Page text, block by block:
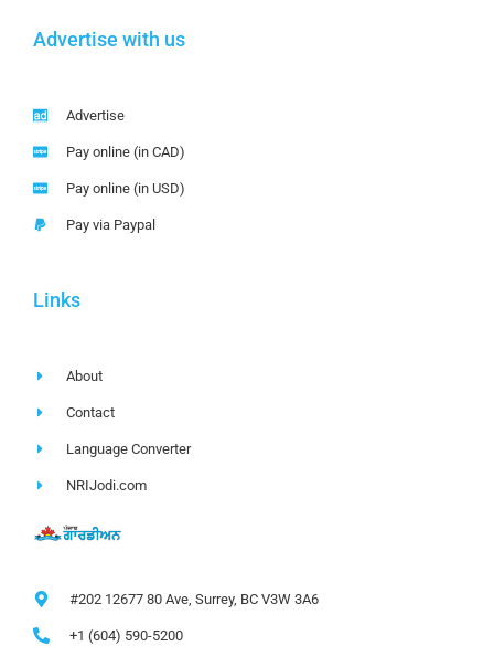
Advertise with us
Advertise
Pay online (in CAD)
Pay online (in USD)
Pay via Paypal
Links
About
Contact
Language Converter
NRIJodi.com
#202 12677 80 Ave, Surrey, BC V3W 3A6
+1 (604) 590-5200